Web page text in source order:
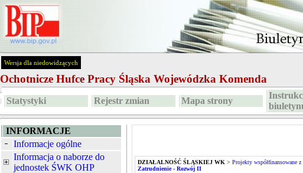
Wersja dla niedowidzących
Ochotnicze Hufce Pracy Śląska Wojewódzka Komenda
Statystyki Rejestr zmian Mapa strony
INFORMACJE
Informacje ogólne
Informacja o naborze do
jednostek ŚWK OHP
DZIAŁALNOŚĆ ŚLĄSKIEJ WK > Projekty współfinansowane z
Zatrudnienie - Rozwój II